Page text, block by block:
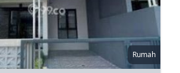
Rumah